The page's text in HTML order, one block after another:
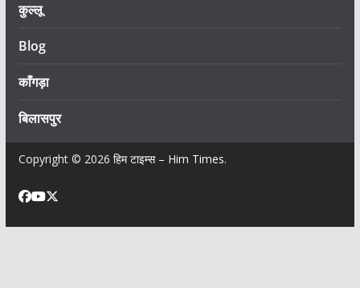
कुल्लू
Blog
काँगड़ा
बिलासपुर
Copyright © 2026 हिम टाइम्स – Him Times.